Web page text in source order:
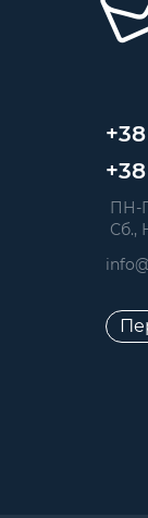
ПН-
Сб.,